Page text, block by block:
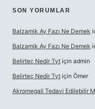
SON YORUMLAR
Balzamik Ay Fazı Ne Demek
Balzamik Ay Fazı Ne Demek
Belirteç Nedir Tyt için admin
Belirteç Nedir Tyt için Ömer
Akromegali Tedavi Edilebilir